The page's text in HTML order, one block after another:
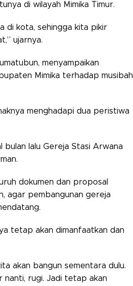
di wilayah Mimika Timur.
di kota, sehingga kita pikir
ujarnya.
menyampaikan
Mimika terhadap musibah
menghadapi dua peristiwa
bulan lalu Gereja Stasi Arwana
dokumen dan proposal
agar pembangunan gereja
tetap akan dimanfaatkan dan
akan bangun sementara dulu.
nanti, rugi. Jadi tetap akan